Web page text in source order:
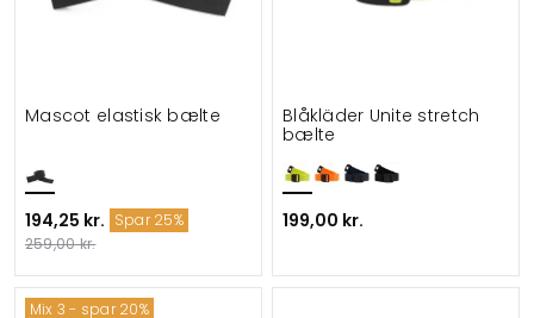
Mascot elastisk bælte
194,25 kr. Spar 25%
259,00 kr.
Blåkläder Unite stretch
bælte
199,00 kr.
Mix 3 - spar 20%